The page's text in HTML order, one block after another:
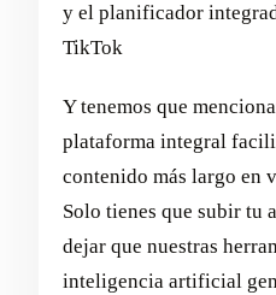
y el planificador
TikTok
Y tenemos que
plataforma integral
contenido más largo en
Solo tienes que subir tu
dejar que nuestras
inteligencia artificial